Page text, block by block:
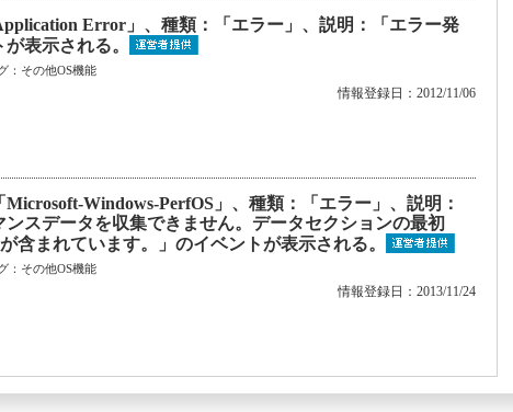
Error」、種類：「エラー」、説明：「エラー発
表示される。
： その他OS機能
情報登録日：2012/11/06
Windows-PerfOS」、種類：「エラー」、説明：
スデータを収集できません。データセクションの最初
含まれています。」のイベントが表示される。
： その他OS機能
情報登録日：2013/11/24